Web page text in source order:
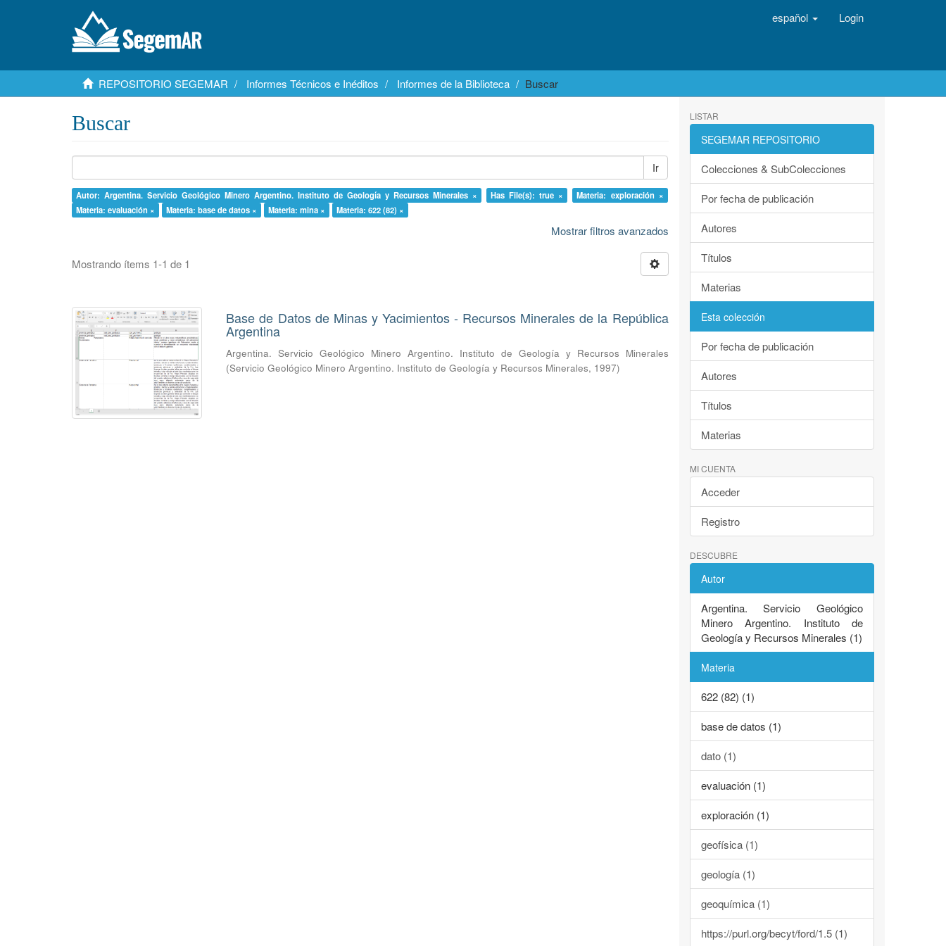
español Login
REPOSITORIO SEGEMAR Informes Técnicos e Inéditos Informes de la Biblioteca Buscar
Buscar
Ir
Autor: Argentina. Servicio Geológico Minero Argentino. Instituto de Geología y Recursos Minerales × Has File(s): true ×
Materia: exploración ×
Materia: evaluación ×
Materia: base de datos × Materia: mina × Materia: 622 (82) ×
Mostrar filtros avanzados
Mostrando ítems 1-1 de 1
Base de Datos de Minas y Yacimientos - Recursos Minerales de la República
Argentina
Argentina. Servicio Geológico Minero Argentino. Instituto de Geología y Recursos Minerales
(Servicio Geológico Minero Argentino. Instituto de Geología y Recursos Minerales, 1997)
LISTAR
SEGEMAR REPOSITORIO
Colecciones & SubColecciones
Por fecha de publicación
Autores
Títulos
Materias
Esta colección
Por fecha de publicación
Autores
Títulos
Materias
MI CUENTA
Acceder
Registro
DESCUBRE
Autor
Argentina. Servicio Geológico
Minero Argentino. Instituto de
Geología y Recursos Minerales (1)
Materia
622 (82) (1)
base de datos (1)
dato (1)
evaluación (1)
exploración (1)
geofísica (1)
geología (1)
geoquímica (1)
https://purl.org/becyt/ford/1.5 (1)